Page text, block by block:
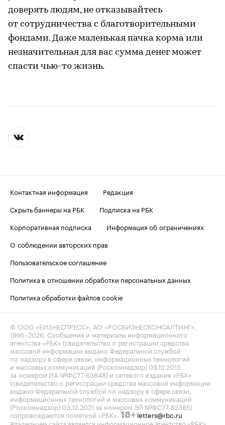
доверять людям, не отказывайтесь
от сотрудничества с благотворительными
фондами. Даже маленькая пачка корма или
незначительная для вас сумма денег может
спасти чью-то жизнь.
Контактная информация
Редакция
Скрыть баннеры на РБК
Подписка на РБК
Корпоративная подписка
Информация об ограничениях
О соблюдении авторских прав
Пользовательское соглашение
Политика в отношении обработки персональных данных
Политика обработки файлов cookie
© ООО «БИЗНЕСПРЕСС», АО «РОСБИЗНЕСКОНСАЛТИНГ»,
1995–2026 . Сообщения и материалы информационного
агентства «РБК» (свидетельство о регистрации средства
массовой информации выдано Федеральной службой
по надзору в сфере связи, информационных технологий
и массовых коммуникаций (Роскомнадзор) 09.12.2015
за номером ИА №ФС77-63848) и сетевого издания «РБК»
(свидетельство о регистрации средства массовой информации
выдано Федеральной службой по надзору в сфере связи,
информационных технологий и массовых коммуникаций
(Роскомнадзор) 03.12.2021 за номером ЭЛ №ФС77-82385)
сопровождаются пометкой «РБК». 18+ letters@rbc.ru
Владельцем сайта является информационное агентство «РБК».